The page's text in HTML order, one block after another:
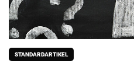
STANDARDARTIKEL